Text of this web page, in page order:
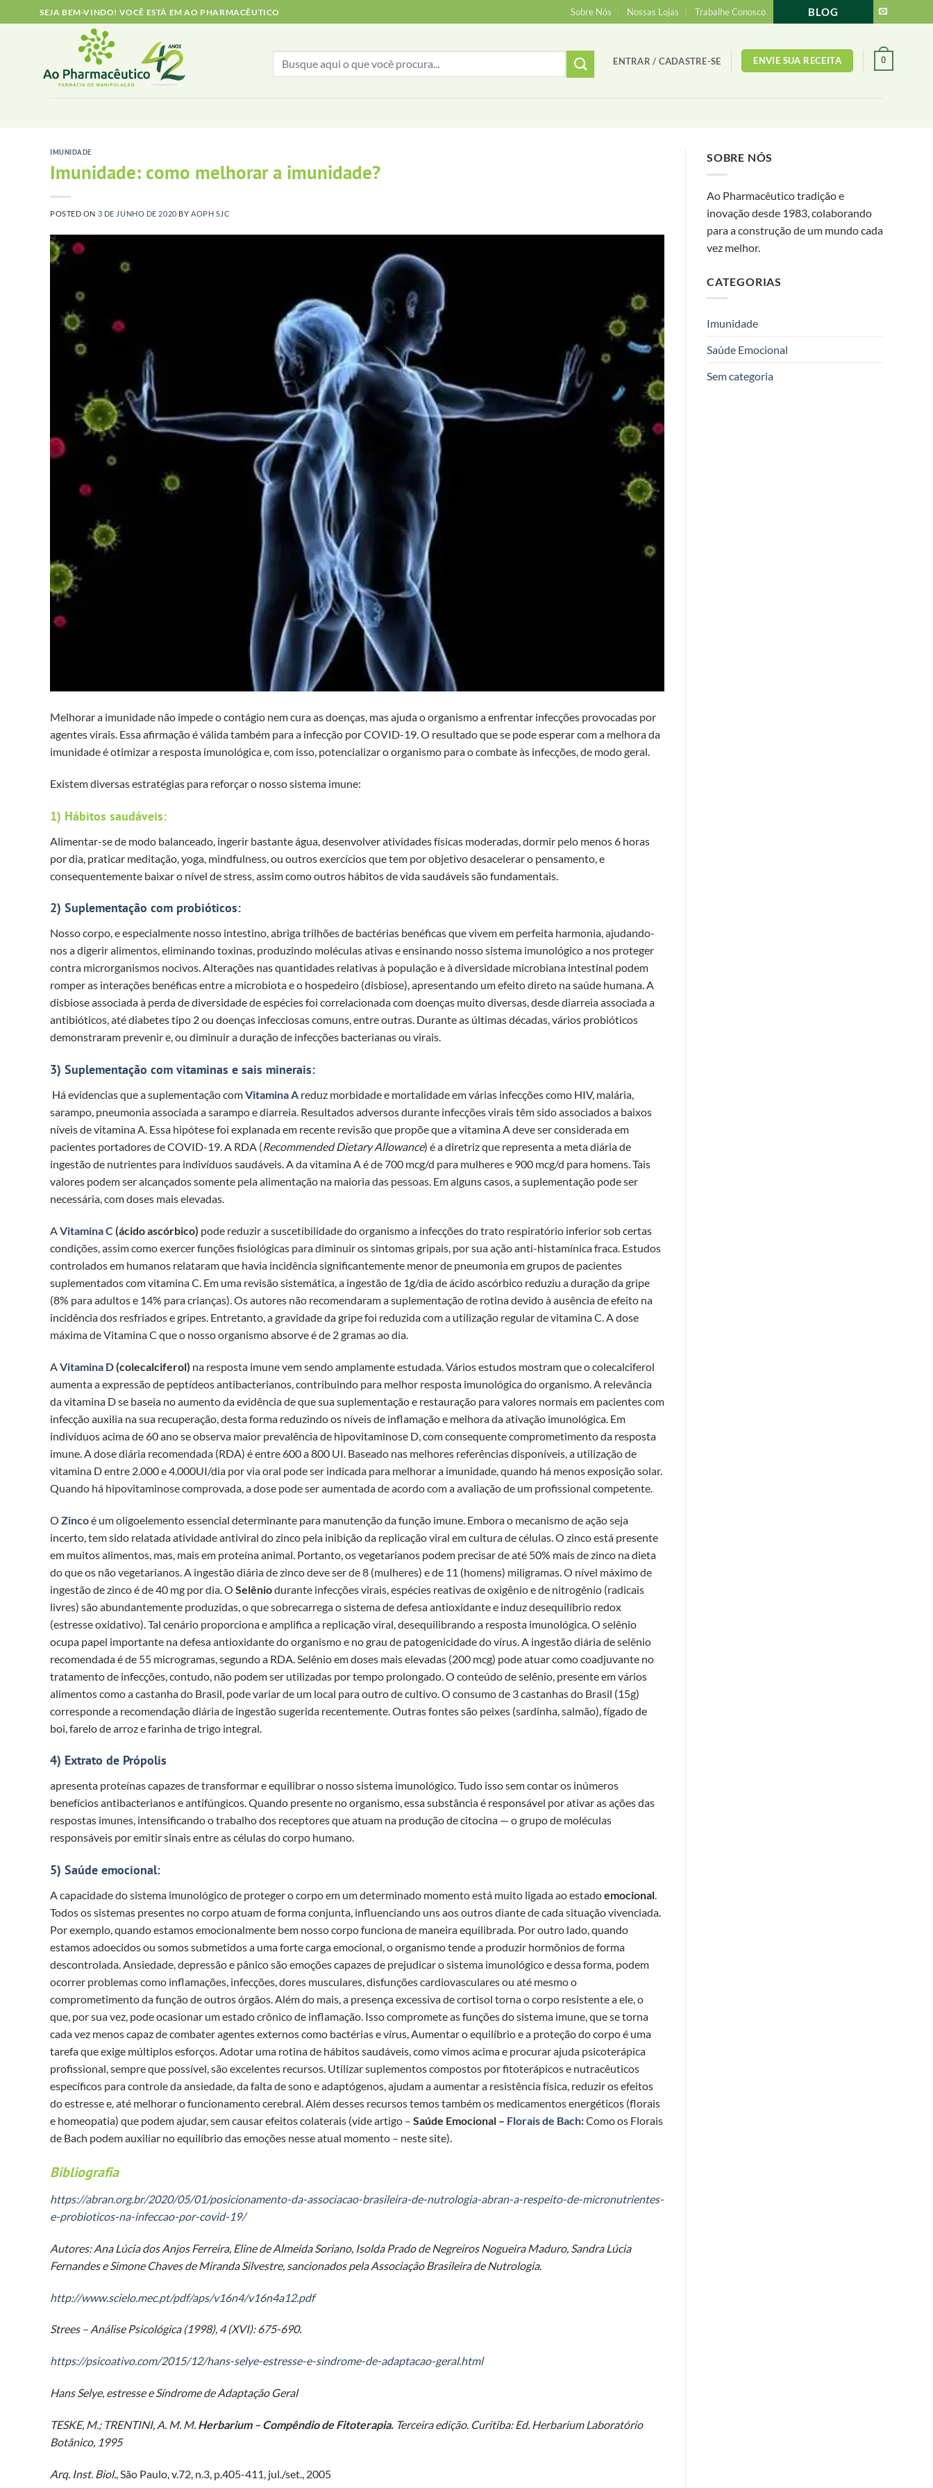
to
SEJA BEM-VINDO! VOCÊ ESTÁ EM AO PHARMACÊUTICO Sobre Nós Nossas Lojas Trabalhe Conosco BLOG
Search
for:
ENTRAR / CADASTRE-SE ENVIE SUA RECEITA 0
IMUNIDADE
Imunidade: como melhorar a imunidade?
POSTED ON 3 DE JUNHO DE 2020 BY AOPH SJC
Melhorar a imunidade não impede o contágio nem cura as doenças, mas ajuda o organismo a enfrentar infecções provocadas por
agentes virais. Essa afirmação é válida também para a infecção por COVID-19. O resultado que se pode esperar com a melhora da
imunidade é otimizar a resposta imunológica e, com isso, potencializar o organismo para o combate às infecções, de modo geral.
Existem diversas estratégias para reforçar o nosso sistema imune:
1) Hábitos saudáveis:
Alimentar-se de modo balanceado, ingerir bastante água, desenvolver atividades físicas moderadas, dormir pelo menos 6 horas
por dia, praticar meditação, yoga, mindfulness, ou outros exercícios que tem por objetivo desacelerar o pensamento, e
consequentemente baixar o nível de stress, assim como outros hábitos de vida saudáveis são fundamentais.
2) Suplementação com probióticos:
Nosso corpo, e especialmente nosso intestino, abriga trilhões de bactérias benéficas que vivem em perfeita harmonia, ajudando-
nos a digerir alimentos, eliminando toxinas, produzindo moléculas ativas e ensinando nosso sistema imunológico a nos proteger
contra microrganismos nocivos. Alterações nas quantidades relativas à população e à diversidade microbiana intestinal podem
romper as interações benéficas entre a microbiota e o hospedeiro (disbiose), apresentando um efeito direto na saúde humana. A
disbiose associada à perda de diversidade de espécies foi correlacionada com doenças muito diversas, desde diarreia associada a
antibióticos, até diabetes tipo 2 ou doenças infecciosas comuns, entre outras. Durante as últimas décadas, vários probióticos
demonstraram prevenir e, ou diminuir a duração de infecções bacterianas ou virais.
3) Suplementação com vitaminas e sais minerais:
Há evidencias que a suplementação comVitamina A reduz morbidade e mortalidade em várias infecções como HIV, malária,
sarampo, pneumonia associada a sarampo e diarreia. Resultados adversos durante infecções virais têm sido associados a baixos
níveis de vitamina A. Essa hipótese foi explanada em recente revisão que propõe que a vitamina A deve ser considerada em
pacientes portadores de COVID-19. A RDA (Recommended Dietary Allowance) é a diretriz que representa a meta diária de
ingestão de nutrientes para indivíduos saudáveis. A da vitamina A é de 700 mcg/d para mulheres e 900 mcg/d para homens. Tais
valores podem ser alcançados somente pela alimentação na maioria das pessoas. Em alguns casos, a suplementação pode ser
necessária, com doses mais elevadas.
AVitamina C (ácido ascórbico) pode reduzir a suscetibilidade do organismo a infecções do trato respiratório inferior sob certas
condições, assim como exercer funções fisiológicas para diminuir os sintomas gripais, por sua ação anti-histamínica fraca. Estudos
controlados em humanos relataram que havia incidência significantemente menor de pneumonia em grupos de pacientes
suplementados com vitamina C. Em uma revisão sistemática, a ingestão de 1g/dia de ácido ascórbico reduziu a duração da gripe
(8% para adultos e 14% para crianças). Os autores não recomendaram a suplementação de rotina devido à ausência de efeito na
incidência dos resfriados e gripes. Entretanto, a gravidade da gripe foi reduzida com a utilização regular de vitamina C. A dose
máxima de Vitamina C que o nosso organismo absorve é de 2 gramas ao dia.
AVitamina D(colecalciferol) na resposta imune vem sendo amplamente estudada. Vários estudos mostram que o colecalciferol
aumenta a expressão de peptídeos antibacterianos, contribuindo para melhor resposta imunológica do organismo. A relevância
da vitamina D se baseia no aumento da evidência de que sua suplementação e restauração para valores normais em pacientes com
infecção auxilia na sua recuperação, desta forma reduzindo os níveis de inflamação e melhora da ativação imunológica. Em
indivíduos acima de 60 ano se observa maior prevalência de hipovitaminose D, com consequente comprometimento da resposta
imune. A dose diária recomendada (RDA) é entre 600 a 800 UI. Baseado nas melhores referências disponíveis, a utilização de
vitamina D entre 2.000 e 4.000UI/dia por via oral pode ser indicada para melhorar a imunidade, quando há menos exposição solar.
Quando há hipovitaminose comprovada, a dose pode ser aumentada de acordo com a avaliação de um profissional competente.
O Zincoé um oligoelemento essencial determinante para manutenção da função imune. Embora o mecanismo de ação seja
incerto, tem sido relatada atividade antiviral do zinco pela inibição da replicação viral em cultura de células. O zinco está presente
em muitos alimentos, mas, mais em proteína animal. Portanto, os vegetarianos podem precisar de até 50% mais de zinco na dieta
do que os não vegetarianos. A ingestão diária de zinco deve ser de 8 (mulheres) e de 11 (homens) miligramas. O nível máximo de
ingestão de zinco é de 40 mg por dia. O Selêniodurante infecções virais, espécies reativas de oxigênio e de nitrogênio (radicais
livres) são abundantemente produzidas, o que sobrecarrega o sistema de defesa antioxidante e induz desequilíbrio redox
(estresse oxidativo). Tal cenário proporciona e amplifica a replicação viral, desequilibrando a resposta imunológica. O selênio
ocupa papel importante na defesa antioxidante do organismo e no grau de patogenicidade do vírus. A ingestão diária de selênio
recomendada é de 55 microgramas, segundo a RDA. Selênio em doses mais elevadas (200 mcg) pode atuar como coadjuvante no
tratamento de infecções, contudo, não podem ser utilizadas por tempo prolongado. O conteúdo de selênio, presente em vários
alimentos como a castanha do Brasil, pode variar de um local para outro de cultivo. O consumo de 3 castanhas do Brasil (15g)
corresponde a recomendação diária de ingestão sugerida recentemente. Outras fontes são peixes (sardinha, salmão), fígado de
boi, farelo de arroz e farinha de trigo integral.
4) Extrato de Própolis
apresenta proteínas capazes de transformar e equilibrar o nosso sistema imunológico. Tudo isso sem contar os inúmeros
benefícios antibacterianos e antifúngicos. Quando presente no organismo, essa substância é responsável por ativar as ações das
respostas imunes, intensificando o trabalho dos receptores que atuam na produção de citocina — o grupo de moléculas
responsáveis por emitir sinais entre as células do corpo humano.
5) Saúde emocional:
A capacidade do sistema imunológico de proteger o corpo em um determinado momento está muito ligada ao estadoemocional.
Todos os sistemas presentes no corpo atuam de forma conjunta, influenciando uns aos outros diante de cada situação vivenciada.
Por exemplo, quando estamos emocionalmente bem nosso corpo funciona de maneira equilibrada. Por outro lado, quando
estamos adoecidos ou somos submetidos a uma forte carga emocional, o organismo tende a produzir hormônios de forma
descontrolada. Ansiedade, depressão e pânico são emoções capazes de prejudicar o sistema imunológico e dessa forma, podem
ocorrer problemas como inflamações, infecções, dores musculares, disfunções cardiovasculares ou até mesmo o
comprometimento da função de outros órgãos. Além do mais, a presença excessiva de cortisol torna o corpo resistente a ele, o
que, por sua vez, pode ocasionar um estado crônico de inflamação. Isso compromete as funções do sistema imune, que se torna
cada vez menos capaz de combater agentes externos como bactérias e vírus, Aumentar o equilíbrio e a proteção do corpo é uma
tarefa que exige múltiplos esforços. Adotar uma rotina de hábitos saudáveis, como vimos acima e procurar ajuda psicoterápica
profissional, sempre que possível, são excelentes recursos. Utilizar suplementos compostos por fitoterápicos e nutracêuticos
específicos para controle da ansiedade, da falta de sono e adaptógenos, ajudam a aumentar a resistência física, reduzir os efeitos
do estresse e, até melhorar o funcionamento cerebral. Além desses recursos temos também os medicamentos energéticos (florais
e homeopatia) que podem ajudar, sem causar efeitos colaterais (vide artigo – Saúde Emocional – Florais de Bach:Como os Florais
de Bach podem auxiliar no equilíbrio das emoções nesse atual momento – neste site).
Bibliografia
https://abran.org.br/2020/05/01/posicionamento-da-associacao-brasileira-de-nutrologia-abran-a-respeito-de-micronutrientes-
e-probioticos-na-infeccao-por-covid-19/
Autores: Ana Lúcia dos Anjos Ferreira, Eline de Almeida Soriano, Isolda Prado de Negreiros Nogueira Maduro, Sandra Lúcia
Fernandes e Simone Chaves de Miranda Silvestre, sancionados pela Associação Brasileira de Nutrologia.
http://www.scielo.mec.pt/pdf/aps/v16n4/v16n4a12.pdf
Strees – Análise Psicológica (1998), 4 (XVI): 675-690.
https://psicoativo.com/2015/12/hans-selye-estresse-e-sindrome-de-adaptacao-geral.html
Hans Selye, estresse e Síndrome de Adaptação Geral
TESKE, M.; TRENTINI, A. M. M. Herbarium – Compêndio de Fitoterapia. Terceira edição. Curitiba: Ed. Herbarium Laboratório
Botânico, 1995
Arq. Inst. Biol. , São Paulo, v.72, n.3, p.405-411, jul./set., 2005
SOBRE NÓS
Ao Pharmacêutico tradição e
inovação desde 1983, colaborando
para a construção de um mundo cada
vez melhor.
CATEGORIAS
Imunidade
Saúde Emocional
Sem categoria